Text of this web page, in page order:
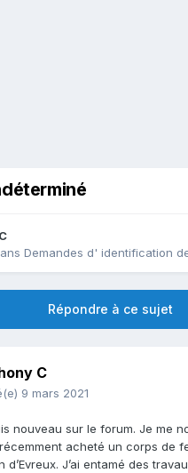
Demandes d' identification
Répondre à ce sujet
C
9 mars 2021
nouveau sur le forum. Je me
récemment acheté un corps de
d’Evreux. J’ai entamé des